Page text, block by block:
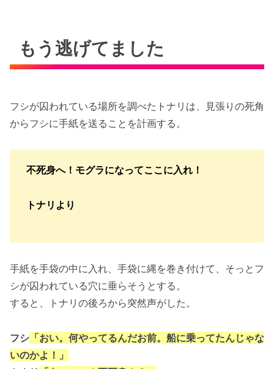
もう逃げてました
フシが囚われている場所を調べたトナリは、見張りの死角
からフシに手紙を送ることを計画する。
不死身へ！モグラになってここに入れ！
トナリより
手紙を手袋の中に入れ、手袋に縄を巻き付けて、そっとフ
シが囚われている穴に垂らそうとする。
すると、トナリの後ろから突然声がした。
フシ 「おい。何やってるんだお前。船に乗ってたんじゃな
いのかよ！」